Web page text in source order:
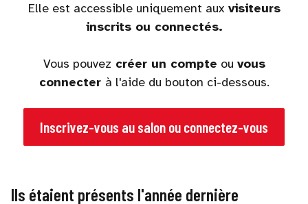
Elle est accessible uniquement auxvisiteurs
inscrits ou connectés.
Vous pouvez créer un compte ou vous
connecter à l'aide du bouton ci-dessous.
Inscrivez-vous au salon ou connectez-vous
Ils étaient présents l'année dernière